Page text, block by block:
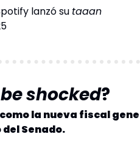
lanzó su taaan
shocked?
la nueva fiscal
Senado.